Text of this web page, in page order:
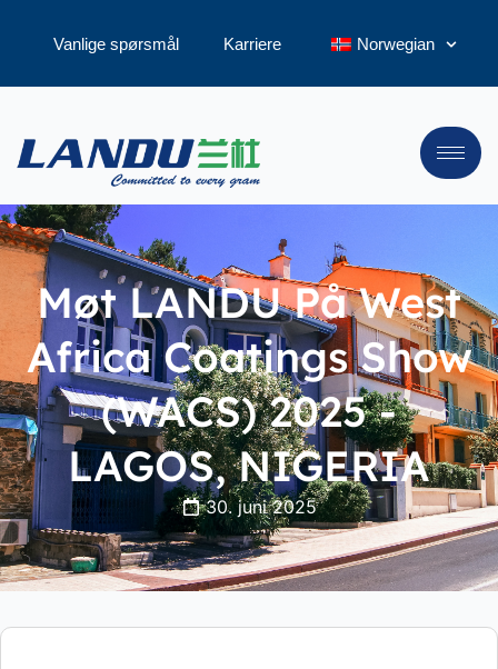
Vanlige spørsmål Karriere Norwegian
Møt LANDU På West
Africa Coatings Show
(WACS) 2025 -
LAGOS, NIGERIA
30. juni 2025